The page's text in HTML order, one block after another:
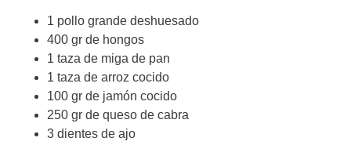
1 pollo grande deshuesado
400 gr de hongos
1 taza de miga de pan
1 taza de arroz cocido
100 gr de jamón cocido
250 gr de queso de cabra
3 dientes de ajo